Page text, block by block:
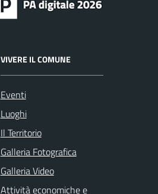
VIVERE IL COMUNE
Eventi
Luoghi
Il Territorio
Galleria Fotografica
Galleria Video
Attività economiche e